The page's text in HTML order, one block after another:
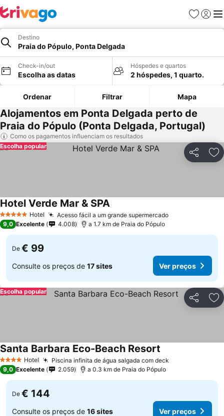
Favoritos
Iniciar
Destino
Praia do Pópulo, Ponta Delgada
Check-in/out
Escolha as datas
Hóspedes e quartos
2 hóspedes, 1 quarto.
Ordenar Filtrar Mapa
Alojamentos em Ponta Delgada perto de
Praia do Pópulo (Ponta Delgada, Portugal)
Como os pagamentos influenciam os resultados
Partilhar
Escolha popular
5 Estrelas Hotel Acesso fácil a um grande supermercado
Hotel Verde Mar & SPA
9,0 Excelente 4.008 a 1.7 km de Praia do Pópulo
De € 99
Consulte os preços de 17 sites Ver preços
Partilhar
Escolha popular
4 EstrelasHotel Piscina infinita de água salgada com deck
Santa Barbara Eco-Beach Resort
9,0 Excelente 2.059 a 0.3 km de Praia do Pópulo
De € 144
Consulte os preços de 16 sites Ver preços